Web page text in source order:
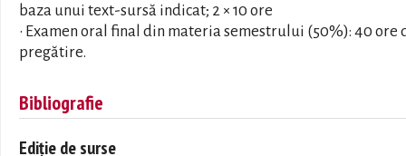
baza unui text-sursă indicat; 2 × 10 ore
• Examen oral final din materia semestrului (50%): 40 ore
pregătire.
Bibliografie
Ediție de surse